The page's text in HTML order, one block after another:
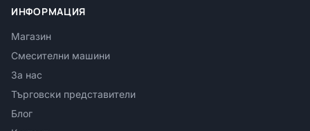
ИНФОРМАЦИЯ
Магазин
Смесителни машини
За нас
Търговски представители
Блог